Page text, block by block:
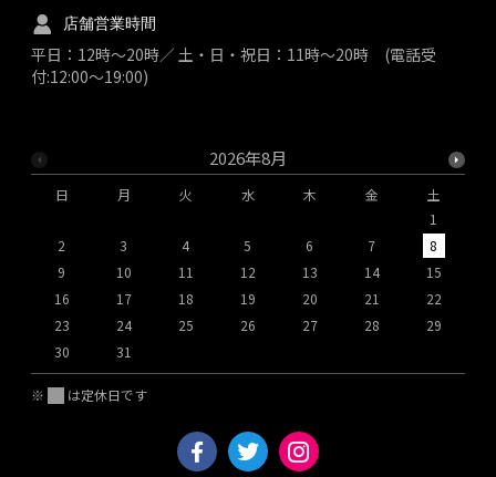
2026年8月
日 月 火 水 木 金
土
1
2
3 4 5 6 7
8
9
10 11 12 13 14
15
16
17 18 19 20 21
22
23
24 25 26 27 28
29
30
31
※ は定休日です
店舗営業時間
平日：12時～20時／ 土・日・祝日：11時～20時 (電話受
付:12:00～19:00)